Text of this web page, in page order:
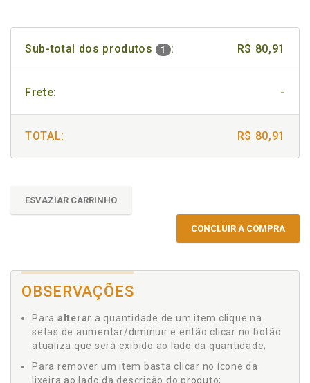
Sub-total dos produtos 1 : R$ 80,91
Frete: -
TOTAL: R$ 80,91
ESVAZIAR CARRINHO
CONCLUIR A COMPRA
OBSERVAÇÕES
Para alterar a quantidade de um item clique na
setas de aumentar/diminuir e então clicar no botão
atualiza que será exibido ao lado da quantidade;
Para remover um item basta clicar no ícone da
lixeira ao lado da descrição do produto;